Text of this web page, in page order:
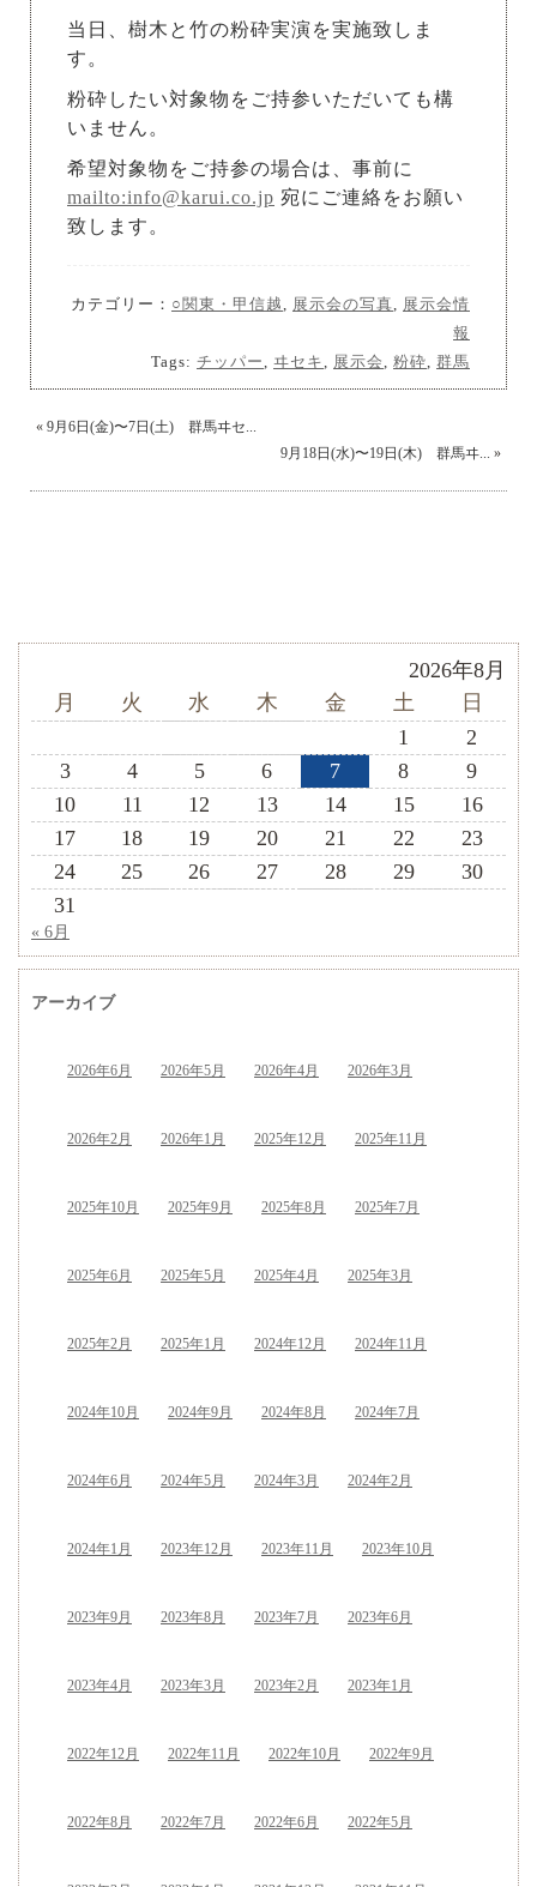
当日、樹木と竹の粉砕実演を実施致しま
す。
粉砕したい対象物をご持参いただいても構
いません。
希望対象物をご持参の場合は、事前に
mailto:info@karui.co.jp 宛にご連絡をお願い
致します。
カテゴリー： ○関東・甲信越 展示会の写真
展示会情
報
Tags: チッパー ヰセキ 展示会 粉砕 群馬
« 9月6日(金)〜7日(土) 群馬ヰセ...
9月18日(水)〜19日(木) 群馬ヰ... »
2026年8月
月
火 水 木 金 土
日
1
2
3
4 5 6 7 8
9
10
11 12 13 14 15
16
17
18 19 20 21 22
23
24
25 26 27 28 29
30
31
« 6月
アーカイブ
2026年6月 2026年5月 2026年4月 2026年3月
2026年2月 2026年1月 2025年12月 2025年11月
2025年10月 2025年9月 2025年8月 2025年7月
2025年6月 2025年5月 2025年4月 2025年3月
2025年2月 2025年1月 2024年12月 2024年11月
2024年10月 2024年9月 2024年8月 2024年7月
2024年6月 2024年5月 2024年3月 2024年2月
2024年1月 2023年12月 2023年11月 2023年10月
2023年9月 2023年8月 2023年7月 2023年6月
2023年4月 2023年3月 2023年2月 2023年1月
2022年12月 2022年11月 2022年10月 2022年9月
2022年8月 2022年7月 2022年6月 2022年5月